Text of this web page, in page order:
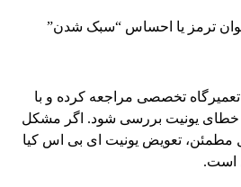
ترمز یا احساس “سبک شدن”
تعمیرگاه تخصصی مراجعه کرده و با
خطای یونیت بررسی شود. اگر مشکل
مطمئن، تعویض یونیت ای بی اس کیا